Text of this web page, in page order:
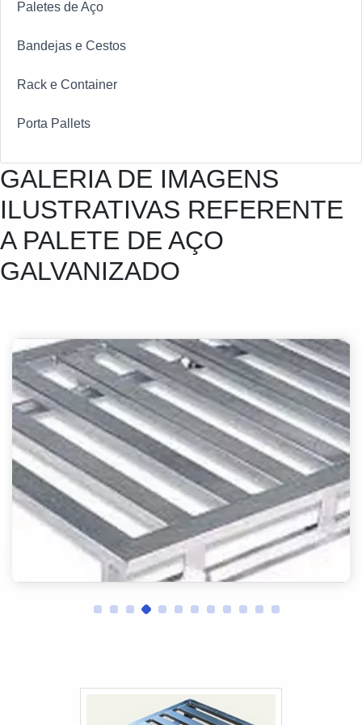
Paletes de Aço
Bandejas e Cestos
Rack e Container
Porta Pallets
GALERIA DE IMAGENS
ILUSTRATIVAS REFERENTE
A PALETE DE AÇO
GALVANIZADO